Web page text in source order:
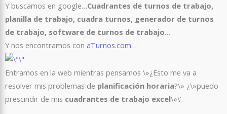
Y buscamos en google…Cuadrantes de turnos de trabajo,
planilla de trabajo, cuadra turnos, generador de turnos
de trabajo, software de turnos de trabajo…
Y nos encontramos con aTurnos.com…
Entramos en la web mientras pensamos \»¿Esto me va a
resolver mis problemas de planificación horaria?\» ¿\»puedo
prescindir de mis cuadrantes de trabajo excel\»\’